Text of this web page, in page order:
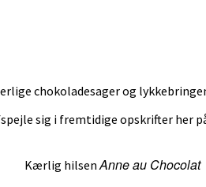
chokoladesager og
sig i fremtidige opskrifter her
Kærlig hilsenAnne au Chocolat